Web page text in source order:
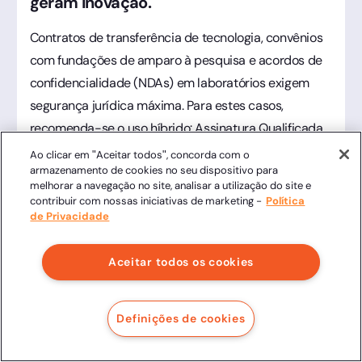
Contratos de transferência de tecnologia, convênios
com fundações de amparo à pesquisa e acordos de
confidencialidade (NDAs) em laboratórios exigem
segurança jurídica máxima. Para estes casos,
recomenda-se o uso híbrido: Assinatura Qualificada
(ICP-Brasil) para os representantes legais da IES e
parceiros corporativos, garantindo validade
internacional e não-repúdio absoluto, essencial para
proteção de patentes e royalties.
Assinatura via WhatsApp para
Universidades: Mais eficiência nos
processos estudantis
Ao clicar em "Aceitar todos", concorda com o
armazenamento de cookies no seu dispositivo para
melhorar a navegação no site, analisar a utilização do site e
contribuir com nossas iniciativas de marketing - Política
de Privacidade
Aceitar todos os cookies
Definições de cookies